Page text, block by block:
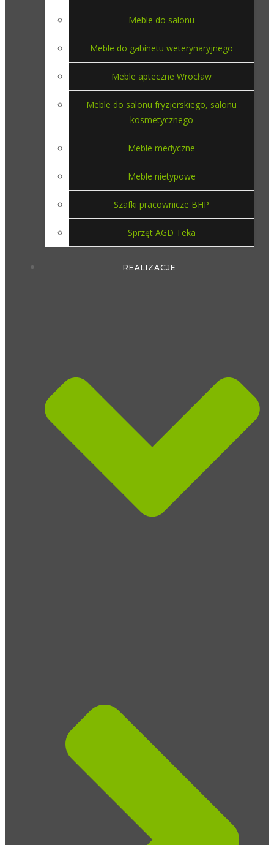
Meble do salonu
Meble do gabinetu weterynaryjnego
Meble apteczne Wrocław
Meble do salonu fryzjerskiego, salonu
kosmetycznego
Meble medyczne
Meble nietypowe
Szafki pracownicze BHP
Sprzęt AGD Teka
REALIZACJE